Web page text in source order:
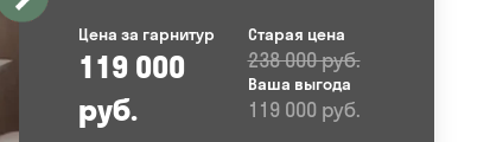
Цена за гарнитур
119 000
руб.
Старая цена
238 000 руб.
Ваша выгода
119 000 руб.